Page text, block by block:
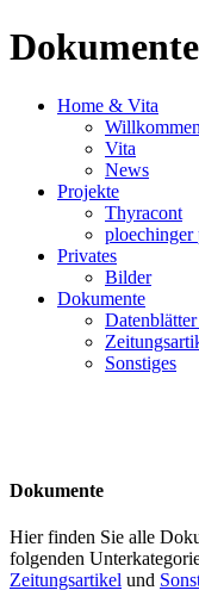
Dokumente
Home & Vita
Willkommen
Vita
News
Projekte
Thyracont
ploechinger
Privates
Bilder
Dokumente
Sonstiges
Dokumente
Hier finden Sie alle
folgenden
Zeitungsartikel und